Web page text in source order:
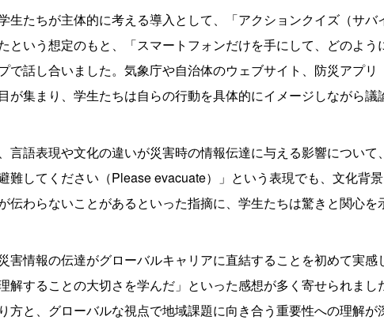
生たちが主体的に考える導入として、「アクションクイズ（サ
という想定のもと、「スマートフォンだけを手にして、どのよう
で話し合いました。気象庁や自治体のウェブサイト、防災アプ
が集まり、学生たちは自らの行動を具体的にイメージしながら議
言語表現や文化の違いが災害時の情報伝達に与える影響につい
難してください（Please evacuate）」という表現でも、文化背
伝わらないことがあるといった指摘に、学生たちは驚きと関心を
害情報の伝達がグローバルキャリアに直結することを初めて実
解することの大切さを学んだ」といった感想が多く寄せられま
方と、グローバルな視点で地域課題に向き合う重要性への理解が